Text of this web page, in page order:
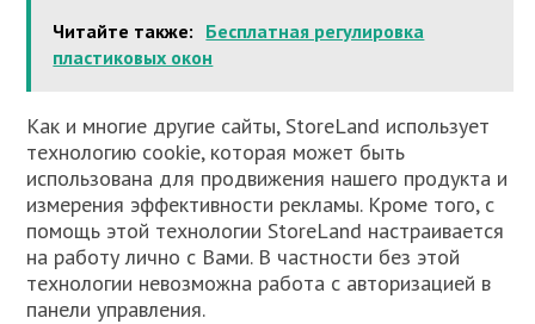
Читайте также: Бесплатная регулировка
пластиковых окон
Как и многие другие сайты, StoreLand использует
технологию cookie, которая может быть
использована для продвижения нашего продукта и
измерения эффективности рекламы. Кроме того, с
помощь этой технологии StoreLand настраивается
на работу лично с Вами. В частности без этой
технологии невозможна работа с авторизацией в
панели управления.